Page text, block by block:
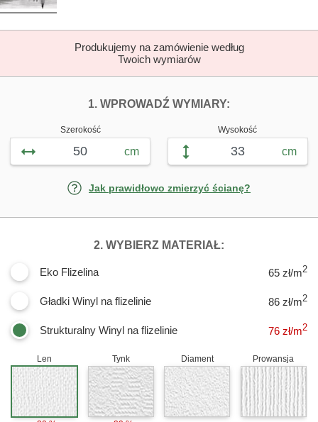
Produkujemy na zamówienie według
Twoich wymiarów
1. WPROWADŹ WYMIARY:
Szerokość
cm
Wysokość
cm
Jak prawidłowo zmierzyć ścianę?
2. WYBIERZ MATERIAŁ:
Eko Flizelina 65 zł/m2
Gładki Winyl na flizelinie 86 zł/m2
Strukturalny Winyl na flizelinie 76 zł/m2
Len Tynk Diament Prowansja